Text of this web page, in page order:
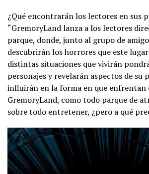
¿Qué encontrarán los lectores en sus
“GremoryLand lanza a los lectores
parque, donde, junto al grupo de
descubrirán los horrores que este lugar
distintas situaciones que vivirán
personajes y revelarán aspectos de su
influirán en la forma en que enfrentan
GremoryLand, como todo parque de
sobre todo entretener, ¿pero a qué